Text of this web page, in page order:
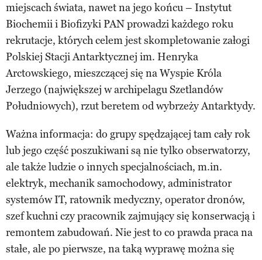
miejscach świata, nawet na jego końcu – Instytut
Biochemii i Biofizyki PAN prowadzi każdego roku
rekrutacje, których celem jest skompletowanie załogi
Polskiej Stacji Antarktycznej im. Henryka
Arctowskiego, mieszczącej się na Wyspie Króla
Jerzego (największej w archipelagu Szetlandów
Południowych), rzut beretem od wybrzeży Antarktydy.
Ważna informacja: do grupy spędzającej tam cały rok
lub jego część poszukiwani są nie tylko obserwatorzy,
ale także ludzie o innych specjalnościach, m.in.
elektryk, mechanik samochodowy, administrator
systemów IT, ratownik medyczny, operator dronów,
szef kuchni czy pracownik zajmujący się konserwacją i
remontem zabudowań. Nie jest to co prawda praca na
stałe, ale po pierwsze, na taką wyprawę można się